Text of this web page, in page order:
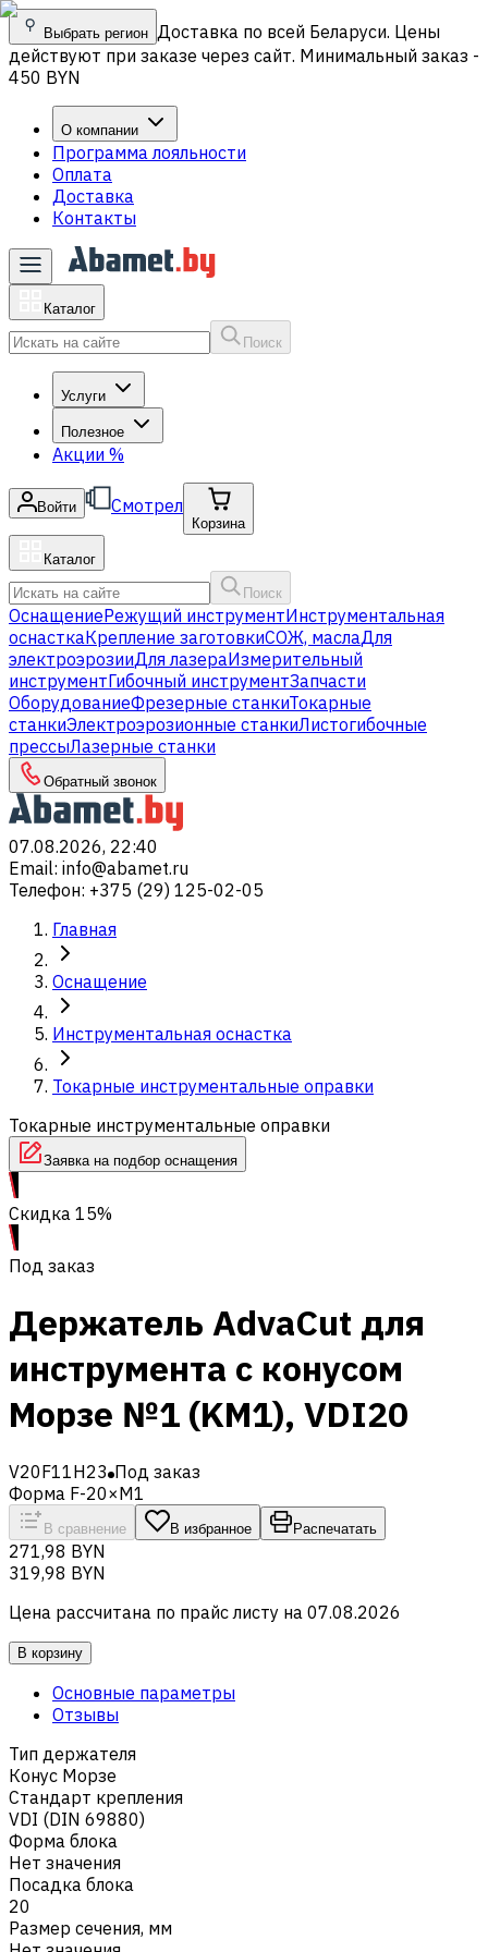
Выбрать регион Доставка по всей Беларуси. Цены
действуют при заказе через сайт. Минимальный заказ -
450 BYN
О компании
Программа лояльности
Оплата
Доставка
Контакты
Каталог
Поиск
Услуги
Полезное
Акции %
Войти Смотрел
Корзина
Каталог
Поиск
ОснащениеРежущий инструментИнструментальная
оснасткаКрепление заготовкиСОЖ, маслаДля
электроэрозииДля лазераИзмерительный
инструментГибочный инструментЗапчасти
ОборудованиеФрезерные станкиТокарные
станкиЭлектроэрозионные станкиЛистогибочные
прессыЛазерные станки
Обратный звонок
07.08.2026, 22:40
Email: info@abamet.ru
Телефон: +375 (29) 125-02-05
Главная
Оснащение
Инструментальная оснастка
Токарные инструментальные оправки
Токарные инструментальные оправки
Заявка на подбор оснащения
Скидка 15%
Под заказ
Держатель AdvaCut для
инструмента с конусом
Морзе №1 (KM1), VDI20
V20F11H23 Под заказ
Форма F-20×M1
В сравнение В избранное Распечатать
271,98 BYN
319,98 BYN
Цена рассчитана по прайс листу на 07.08.2026
В корзину
Основные параметры
Отзывы
Тип держателя
Конус Морзе
Стандарт крепления
VDI (DIN 69880)
Форма блока
Нет значения
Посадка блока
20
Размер сечения, мм